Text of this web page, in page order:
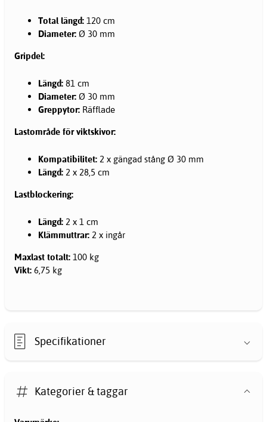
Total längd: 120 cm
Diameter: Ø 30 mm
Gripdel:
Längd: 81 cm
Diameter: Ø 30 mm
Greppytor: Räfflade
Lastområde för viktskivor:
Kompatibilitet: 2 x gängad stång Ø 30 mm
Längd: 2 x 28,5 cm
Lastblockering:
Längd: 2 x 1 cm
Klämmuttrar: 2 x ingår
Maxlast totalt: 100 kg
Vikt: 6,75 kg
Specifikationer
Kategorier & taggar